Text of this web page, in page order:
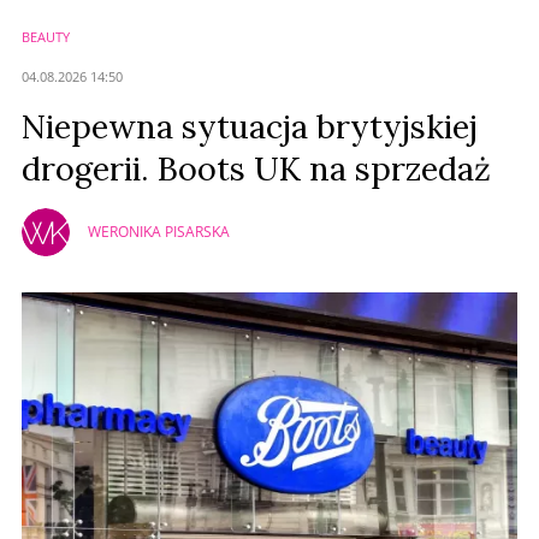
BEAUTY
04.08.2026 14:50
Niepewna sytuacja brytyjskiej
drogerii. Boots UK na sprzedaż
WERONIKA PISARSKA